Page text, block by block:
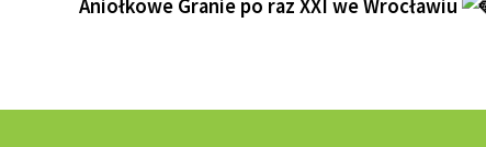
Aniołkowe Granie po raz XXI we Wrocławiu